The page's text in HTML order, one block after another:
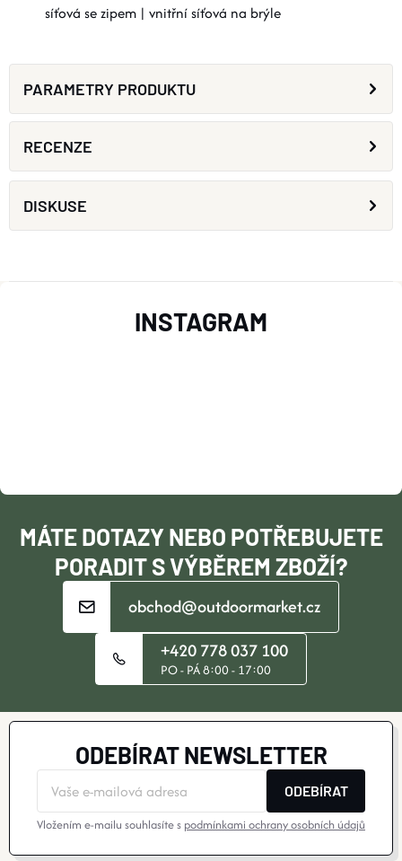
síťová se zipem | vnitřní síťová na brýle
PARAMETRY PRODUKTU
RECENZE
DISKUSE
T
MÁTE DOTAZY NEBO POTŘEBUJETE
PORADIT S VÝBĚREM ZBOŽÍ?
obchod@outdoormarket.cz
+420 778 037 100
PO - PÁ 8:00 - 17:00
INSTAGRAM
ODEBÍRAT NEWSLETTER
ODEBÍRAT
Vložením e-mailu souhlasíte s podmínkami ochrany osobních údajů